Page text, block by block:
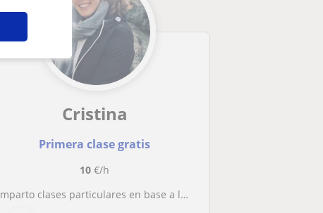
Cristina
Primera clase gratis
10 €/h
Imparto clases particulares en base a las necesidades de cada alumno o alumna